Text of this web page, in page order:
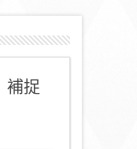
補捉